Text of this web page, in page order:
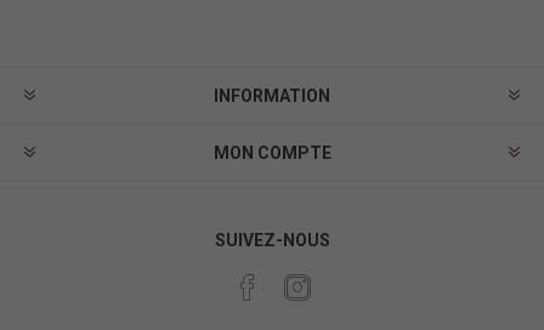
INFORMATION
MON COMPTE
SUIVEZ-NOUS